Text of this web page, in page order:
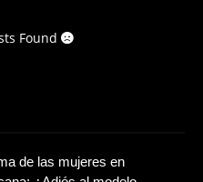
Found
de las mujeres en